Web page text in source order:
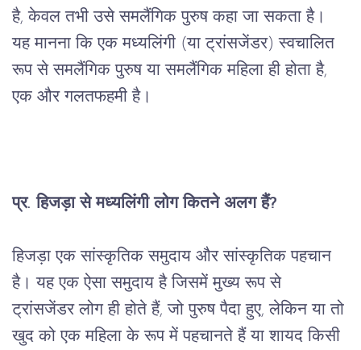
है, केवल तभी उसे समलैंगिक पुरुष कहा जा सकता है।
यह मानना कि एक मध्यलिंगी (या ट्रांसजेंडर) स्वचालित
रूप से समलैंगिक पुरुष या समलैंगिक महिला ही होता है,
एक और गलतफहमी है।
प्र. हिजड़ा से मध्यलिंगी लोग कितने अलग हैं?
हिजड़ा एक सांस्कृतिक समुदाय और सांस्कृतिक पहचान
है। यह एक ऐसा समुदाय है जिसमें मुख्य रूप से
ट्रांसजेंडर लोग ही होते हैं, जो पुरुष पैदा हुए, लेकिन या तो
खुद को एक महिला के रूप में पहचानते हैं या शायद किसी